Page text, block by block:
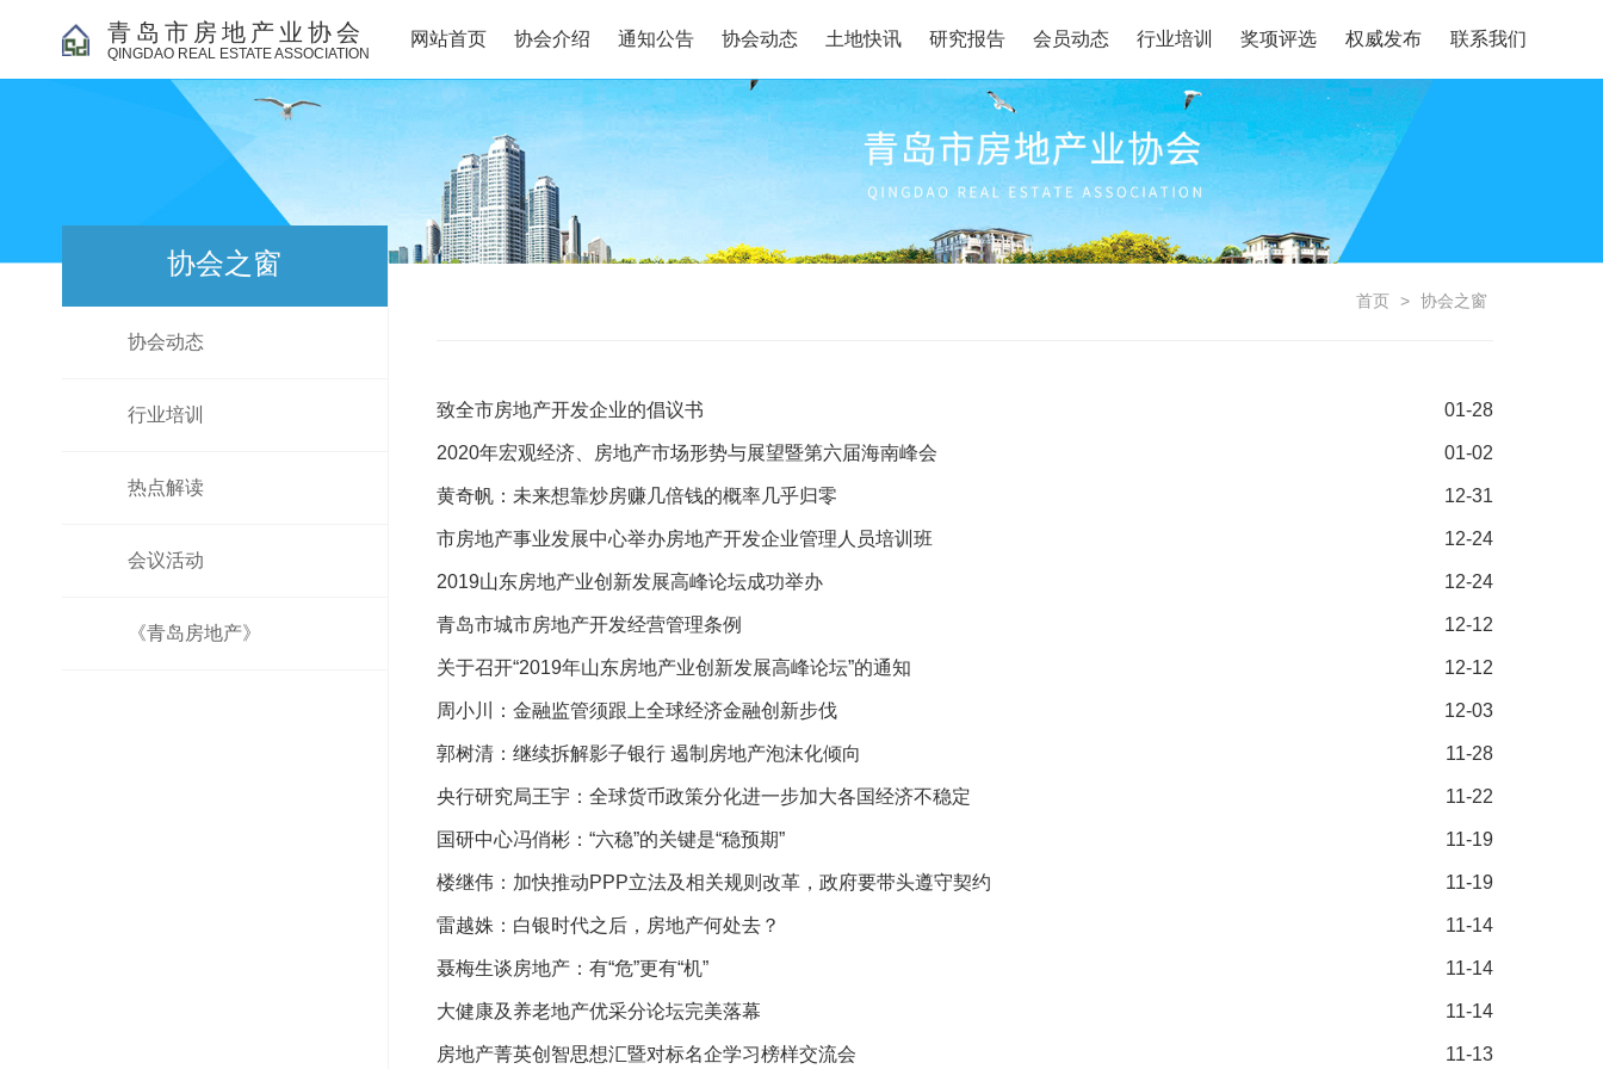
青岛市房地产业协会
QINGDAO REAL ESTATE ASSOCIATION
网站首页 协会介绍 通知公告 协会动态 土地快讯 研究报告 会员动态 行业培训 奖项评选 权威发布 联系我们
协会之窗
协会动态
行业培训
热点解读
会议活动
《青岛房地产》
首页 > 协会之窗
致全市房地产开发企业的倡议书 01-28
2020年宏观经济、房地产市场形势与展望暨第六届海南峰会 01-02
黄奇帆：未来想靠炒房赚几倍钱的概率几乎归零 12-31
市房地产事业发展中心举办房地产开发企业管理人员培训班 12-24
2019山东房地产业创新发展高峰论坛成功举办 12-24
青岛市城市房地产开发经营管理条例 12-12
关于召开“2019年山东房地产业创新发展高峰论坛”的通知 12-12
周小川：金融监管须跟上全球经济金融创新步伐 12-03
郭树清：继续拆解影子银行 遏制房地产泡沫化倾向 11-28
央行研究局王宇：全球货币政策分化进一步加大各国经济不稳定 11-22
国研中心冯俏彬：“六稳”的关键是“稳预期” 11-19
楼继伟：加快推动PPP立法及相关规则改革，政府要带头遵守契约 11-19
雷越姝：白银时代之后，房地产何处去？ 11-14
聂梅生谈房地产：有“危”更有“机” 11-14
大健康及养老地产优采分论坛完美落幕 11-14
房地产菁英创智思想汇暨对标名企学习榜样交流会 11-13